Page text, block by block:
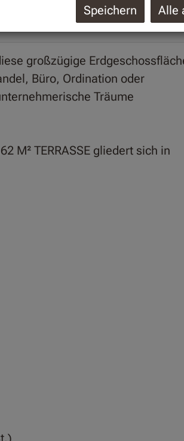
großzügige
Büro, Ordination oder
Träume
M² TERRASSE gliedert sich in
Speichern Alle